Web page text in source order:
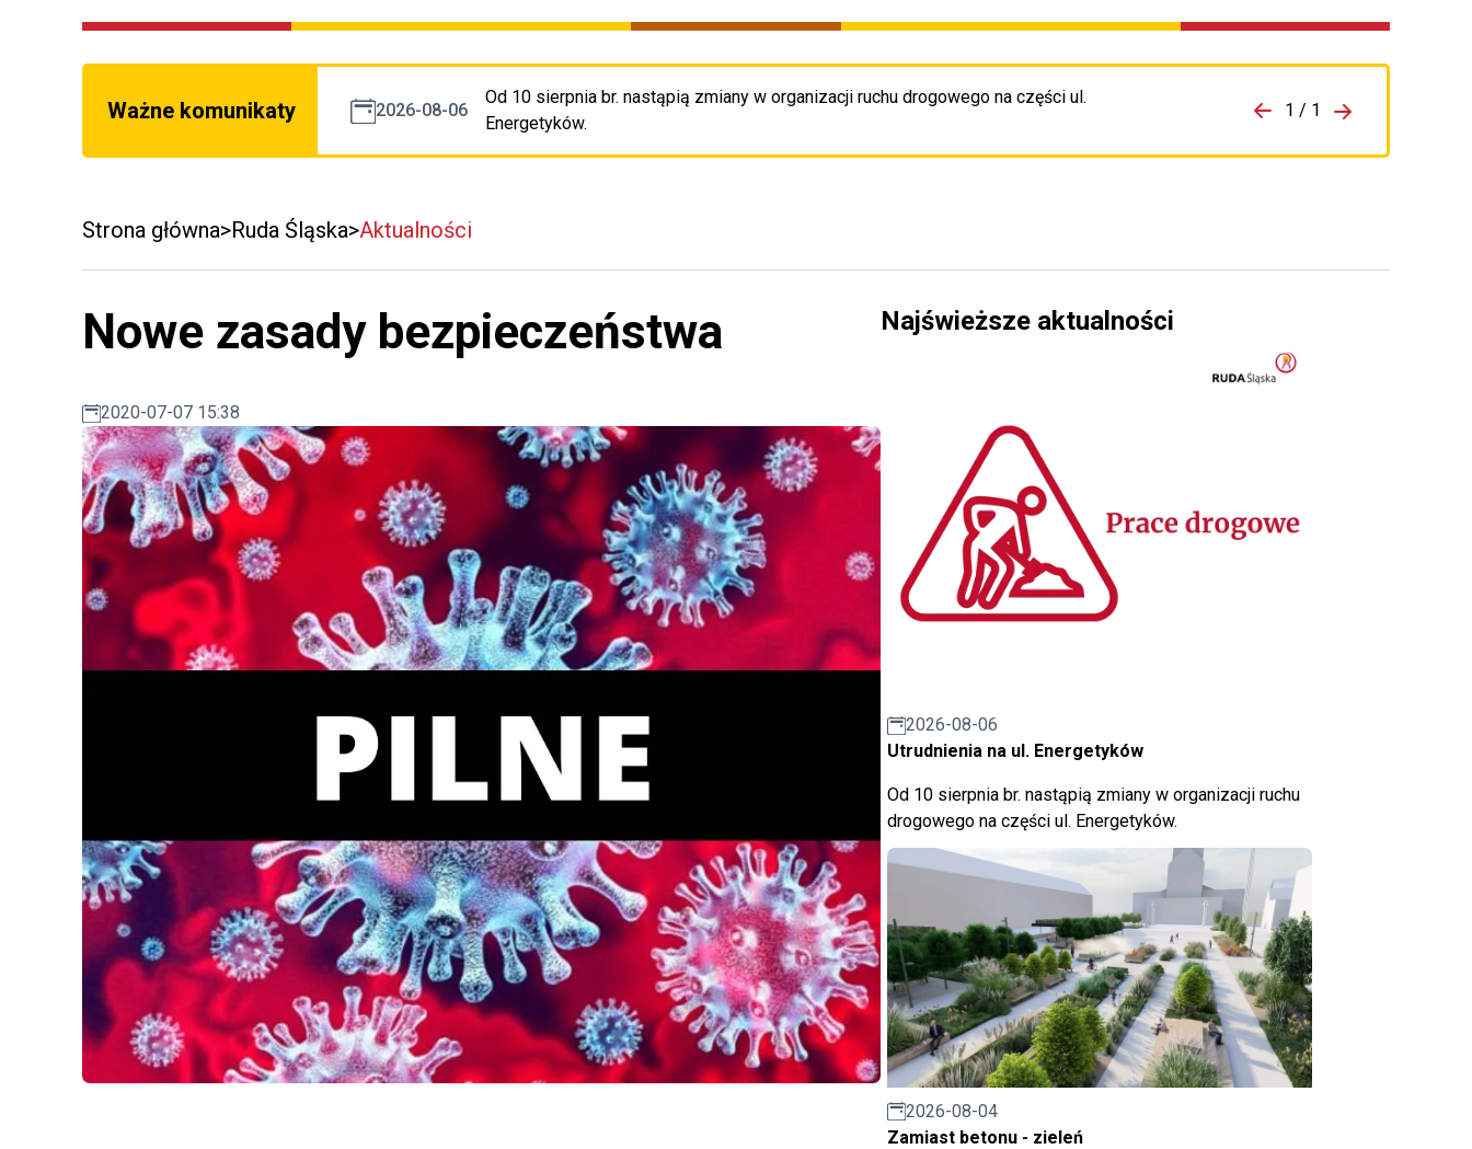
Ważne komunikaty 2026-08-06
Od 10 sierpnia br. nastąpią zmiany w organizacji ruchu drogowego na części ul.
Energetyków.
Przejdź do porzpedniego komunikatu 1 / 1
Przejdź do
Strona główna Ruda Śląska Aktualności
Nowe zasady bezpieczeństwa
2020-07-07 15:38
Najświeższe aktualności
2026-08-06
Utrudnienia na ul. Energetyków
Od 10 sierpnia br. nastąpią zmiany w organizacji ruchu
drogowego na części ul. Energetyków.
2026-08-04
Zamiast betonu - zieleń